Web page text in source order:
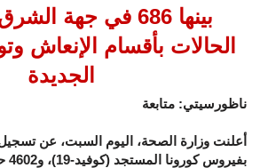
بينها 686 في جهة
الحالات بأقسام الإنعاش
الجديدة
ناظورسيتي: متابعة